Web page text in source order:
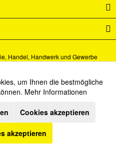
Handel, Handwerk und Gewerbe
undVersandkostenund ggf.
nicht anders beschrieben.
Newsletter
Kontakt
Datenschutz
Aktiv
Inaktiv
Inaktiv
um Ihnen die bestmögliche
Mehr Informationen
Cookies akzeptieren
akzeptieren